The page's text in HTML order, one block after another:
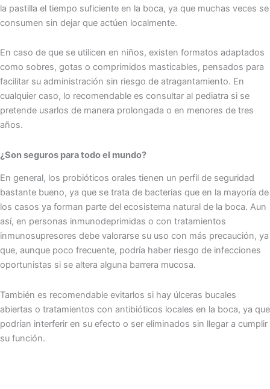
la pastilla el tiempo suficiente en la boca, ya que muchas veces se
consumen sin dejar que actúen localmente.
En caso de que se utilicen en niños, existen formatos adaptados
como sobres, gotas o comprimidos masticables, pensados para
facilitar su administración sin riesgo de atragantamiento. En
cualquier caso, lo recomendable es consultar al pediatra si se
pretende usarlos de manera prolongada o en menores de tres
años.
¿Son seguros para todo el mundo?
En general, los probióticos orales tienen un perfil de seguridad
bastante bueno, ya que se trata de bacterias que en la mayoría de
los casos ya forman parte del ecosistema natural de la boca. Aun
así, en personas inmunodeprimidas o con tratamientos
inmunosupresores debe valorarse su uso con más precaución, ya
que, aunque poco frecuente, podría haber riesgo de infecciones
oportunistas si se altera alguna barrera mucosa.
También es recomendable evitarlos si hay úlceras bucales
abiertas o tratamientos con antibióticos locales en la boca, ya que
podrían interferir en su efecto o ser eliminados sin llegar a cumplir
su función.